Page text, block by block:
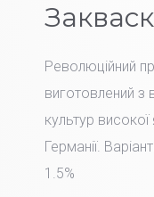
Революційний
виготовлений з
культур
Германії.
1.5%